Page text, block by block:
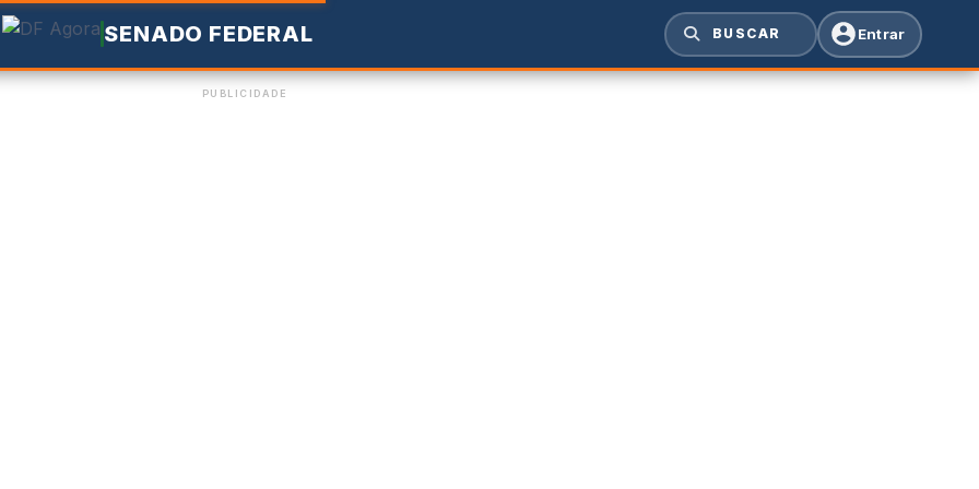
SENADO FEDERAL BUSCAR Entrar
PUBLICIDADE